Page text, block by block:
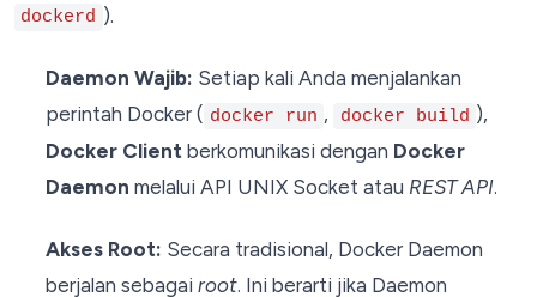
dockerd ).
Daemon Wajib: Setiap kali Anda menjalankan
perintah Docker ( docker run , docker build ),
Docker Clientberkomunikasi dengan Docker
Daemon melalui API UNIX Socket atau REST API.
Akses Root: Secara tradisional, Docker Daemon
berjalan sebagai root. Ini berarti jika Daemon